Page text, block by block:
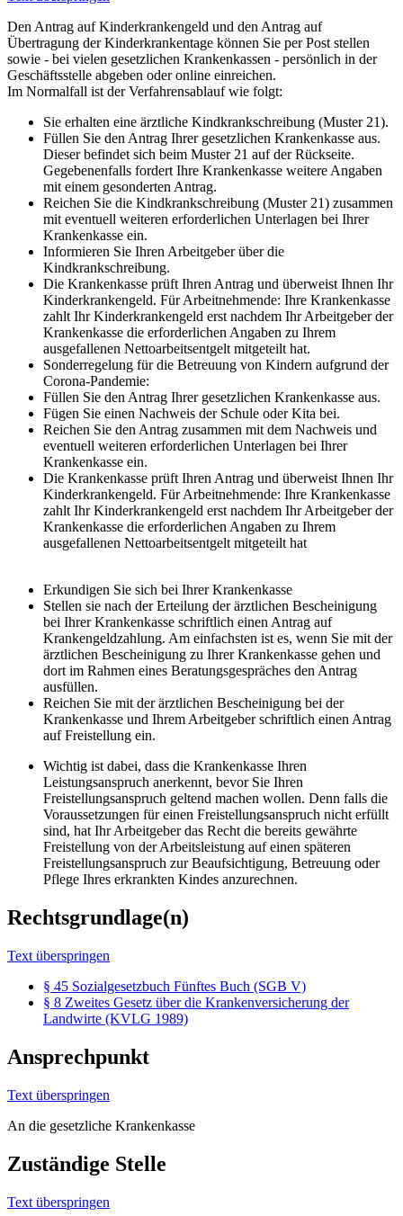
Den Antrag auf Kinderkrankengeld und den Antrag auf
Übertragung der Kinderkrankentage können Sie per Post stellen
sowie - bei vielen gesetzlichen Krankenkassen - persönlich in der
Geschäftsstelle abgeben oder online einreichen.
Im Normalfall ist der Verfahrensablauf wie folgt:
Sie erhalten eine ärztliche Kindkrankschreibung (Muster 21).
Füllen Sie den Antrag Ihrer gesetzlichen Krankenkasse aus.
Dieser befindet sich beim Muster 21 auf der Rückseite.
Gegebenenfalls fordert Ihre Krankenkasse weitere Angaben
mit einem gesonderten Antrag.
Reichen Sie die Kindkrankschreibung (Muster 21) zusammen
mit eventuell weiteren erforderlichen Unterlagen bei Ihrer
Krankenkasse ein.
Informieren Sie Ihren Arbeitgeber über die
Kindkrankschreibung.
Die Krankenkasse prüft Ihren Antrag und überweist Ihnen Ihr
Kinderkrankengeld. Für Arbeitnehmende: Ihre Krankenkasse
zahlt Ihr Kinderkrankengeld erst nachdem Ihr Arbeitgeber der
Krankenkasse die erforderlichen Angaben zu Ihrem
ausgefallenen Nettoarbeitsentgelt mitgeteilt hat.
Sonderregelung für die Betreuung von Kindern aufgrund der
Corona-Pandemie:
Füllen Sie den Antrag Ihrer gesetzlichen Krankenkasse aus.
Fügen Sie einen Nachweis der Schule oder Kita bei.
Reichen Sie den Antrag zusammen mit dem Nachweis und
eventuell weiteren erforderlichen Unterlagen bei Ihrer
Krankenkasse ein.
Die Krankenkasse prüft Ihren Antrag und überweist Ihnen Ihr
Kinderkrankengeld. Für Arbeitnehmende: Ihre Krankenkasse
zahlt Ihr Kinderkrankengeld erst nachdem Ihr Arbeitgeber der
Krankenkasse die erforderlichen Angaben zu Ihrem
ausgefallenen Nettoarbeitsentgelt mitgeteilt hat
Erkundigen Sie sich bei Ihrer Krankenkasse
Stellen sie nach der Erteilung der ärztlichen Bescheinigung
bei Ihrer Krankenkasse schriftlich einen Antrag auf
Krankengeldzahlung. Am einfachsten ist es, wenn Sie mit der
ärztlichen Bescheinigung zu Ihrer Krankenkasse gehen und
dort im Rahmen eines Beratungsgespräches den Antrag
ausfüllen.
Reichen Sie mit der ärztlichen Bescheinigung bei der
Krankenkasse und Ihrem Arbeitgeber schriftlich einen Antrag
auf Freistellung ein.
Wichtig ist dabei, dass die Krankenkasse Ihren
Leistungsanspruch anerkennt, bevor Sie Ihren
Freistellungsanspruch geltend machen wollen. Denn falls die
Voraussetzungen für einen Freistellungsanspruch nicht erfüllt
sind, hat Ihr Arbeitgeber das Recht die bereits gewährte
Freistellung von der Arbeitsleistung auf einen späteren
Freistellungsanspruch zur Beaufsichtigung, Betreuung oder
Pflege Ihres erkrankten Kindes anzurechnen.
Rechtsgrundlage(n)
Text überspringen
§ 45 Sozialgesetzbuch Fünftes Buch (SGB V)
§ 8 Zweites Gesetz über die Krankenversicherung der
Landwirte (KVLG 1989)
Ansprechpunkt
Text überspringen
An die gesetzliche Krankenkasse
Zuständige Stelle
Text überspringen